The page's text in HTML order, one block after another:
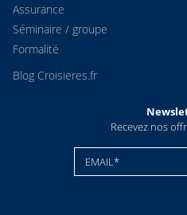
Assurance
Séminaire / groupe
Formalité
Blog Croisieres.fr
Recevez nos
EMAIL*